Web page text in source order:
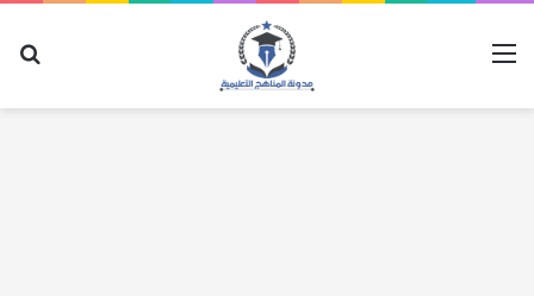
القائمة